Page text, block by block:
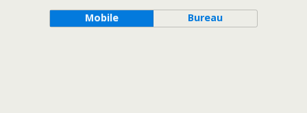
Mobile Bureau